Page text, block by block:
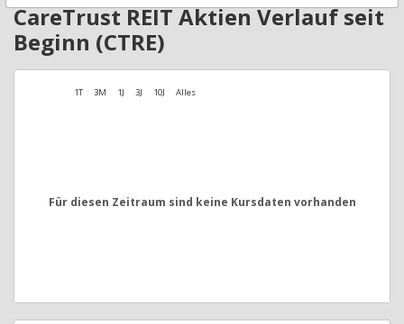
CareTrust REIT Aktien Verlauf seit
Beginn (CTRE)
1T 3M 1J 3J 10J Alles
Für diesen Zeitraum sind keine Kursdaten vorhanden